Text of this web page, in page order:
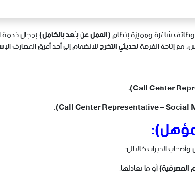
وظائف شاغرة ومميزة بنظام(العمل عن بُعد بالكامل)بمجال خدمة
مع إتاحة الفرصةلحديثي التخرجللانضمام إلى أحد أعرق المصارف
الخبرات كالتالي:
المصرفية)أو ما يعادلها.